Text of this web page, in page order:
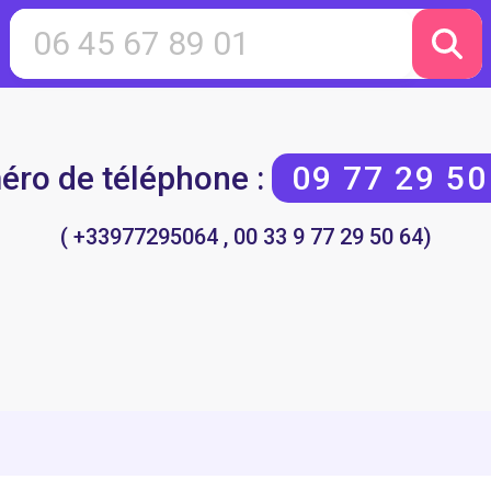
de téléphone : 09 77 29
( +33977295064 , 00 33 9 77 29 50 64)